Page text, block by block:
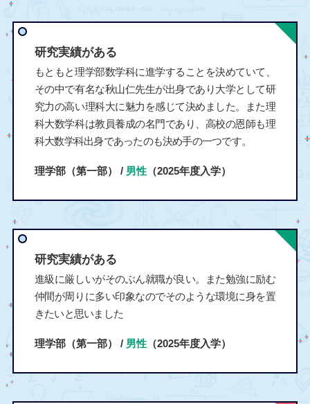
研究実績がある
もともと理学部数学科に進学することを決めていて、
その中で有名な秋山仁先生が出身であり大学として研
究力の高い理科大に魅力を感じて決めました。また理
科大数学科は教員養成の名門であり、高校の恩師も理
科大数学科出身であったのも決め手の一つです。
理学部（第一部） / 男性（2025年度入学）
研究実績がある
進級に厳しいがそのぶん就職が良い。また勉強に励む
仲間が周りに多い印象なのでそのような環境に身を置
きたいと思いました
理学部（第一部） / 男性（2025年度入学）